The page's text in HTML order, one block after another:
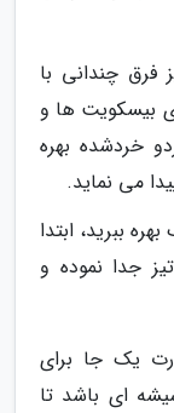
فرق چندانی با
بیسکویت ها و
خردشده بهره
می نماید.
ببرید، ابتدا
جدا نموده و
یک جا برای
ای باشد تا